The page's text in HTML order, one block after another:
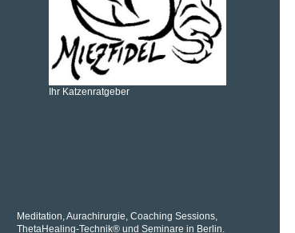
Ihr Katzenratgeber
Meditation, Aurachirurgie, Coaching Sessions,
ThetaHealing-Technik® und Seminare in Berlin.